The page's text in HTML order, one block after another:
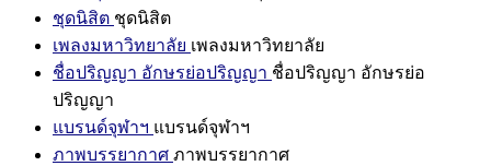
ชุดนิสิต ชุดนิสิต
เพลงมหาวิทยาลัย เพลงมหาวิทยาลัย
ชื่อปริญญา อักษรย่อปริญญา ชื่อปริญญา อักษรย่อ
ปริญญา
แบรนด์จุฬาฯ แบรนด์จุฬาฯ
ภาพบรรยากาศ ภาพบรรยากาศ